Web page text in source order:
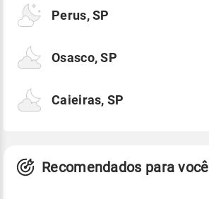
Perus, SP
Osasco, SP
Caieiras, SP
Recomendados para você